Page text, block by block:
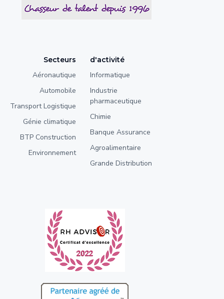
Secteurs
Aéronautique
Automobile
Transport Logistique
Génie climatique
BTP Construction
Environnement
d'activité
Informatique
Industrie
pharmaceutique
Chimie
Banque Assurance
Agroalimentaire
Grande Distribution